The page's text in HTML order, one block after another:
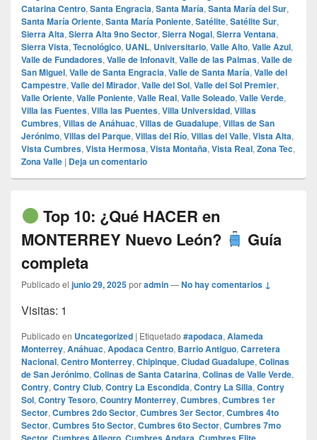
Catarina Centro, Santa Engracia, Santa María, Santa María del Sur,
Santa María Oriente, Santa María Poniente, Satélite, Satélite Sur,
Sierra Alta, Sierra Alta 9no Sector, Sierra Nogal, Sierra Ventana,
Sierra Vista, Tecnológico, UANL, Universitario, Valle Alto, Valle Azul,
Valle de Fundadores, Valle de Infonavit, Valle de las Palmas, Valle de
San Miguel, Valle de Santa Engracia, Valle de Santa María, Valle del
Campestre, Valle del Mirador, Valle del Sol, Valle del Sol Premier,
Valle Oriente, Valle Poniente, Valle Real, Valle Soleado, Valle Verde,
Villa las Fuentes, Villa las Puentes, Villa Universidad, Villas
Cumbres, Villas de Anáhuac, Villas de Guadalupe, Villas de San
Jerónimo, Villas del Parque, Villas del Río, Villas del Valle, Vista Alta,
Vista Cumbres, Vista Hermosa, Vista Montaña, Vista Real, Zona Tec,
Zona Valle | Deja un comentario
Top 10: ¿Qué HACER en
MONTERREY Nuevo León?
Guía
completa
Publicado el junio 29, 2025poradmin—No hay comentarios ↓
Visitas: 1
Publicado en Uncategorized | Etiquetado #apodaca, Alameda
Monterrey, Anáhuac, Apodaca Centro, Barrio Antiguo, Carretera
Nacional, Centro Monterrey, Chipinque, Ciudad Guadalupe, Colinas
de San Jerónimo, Colinas de Santa Catarina, Colinas de Valle Verde,
Contry, Contry Club, Contry La Escondida, Contry La Silla, Contry
Sol, Contry Tesoro, Country Monterrey, Cumbres, Cumbres 1er
Sector, Cumbres 2do Sector, Cumbres 3er Sector, Cumbres 4to
Sector, Cumbres 5to Sector, Cumbres 6to Sector, Cumbres 7mo
, , , ,